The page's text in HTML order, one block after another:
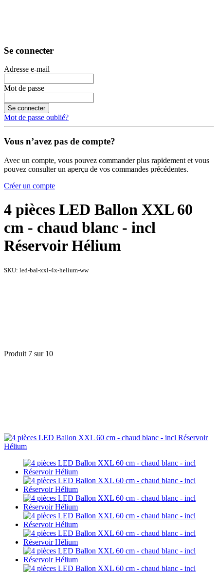
Se connecter
Adresse e-mail
Mot de passe
Se connecter
Mot de passe oublié?
Vous n’avez pas de compte?
Avec un compte, vous pouvez commander plus rapidement et vous
pouvez consulter un aperçu de vos commandes précédentes.
Créer un compte
4 pièces LED Ballon XXL 60
cm - chaud blanc - incl
Réservoir Hélium
SKU: led-bal-xxl-4x-helium-ww
Produit 7 sur 10